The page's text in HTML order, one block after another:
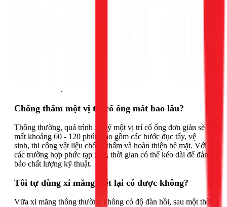
.
Chống thấm một vị trí cổ ống mất bao lâu?
Thông thường, quá trình xử lý một vị trí cổ ống đơn giản sẽ
mất khoảng 60 - 120 phút, bao gồm các bước đục tẩy, vệ
sinh, thi công vật liệu chống thấm và hoàn thiện bề mặt. Với
các trường hợp phức tạp hơn, thời gian có thể kéo dài để đảm
bảo chất lượng kỹ thuật.
Tôi tự dùng xi măng trét lại có được không?
Vữa xi măng thông thường không có độ đàn hồi, sau một thời